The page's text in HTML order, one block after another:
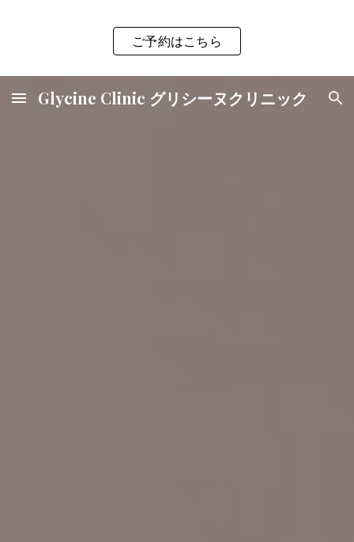
Skip to main content
ご予約はこちら
Glycine Clinic グリシーヌクリニック